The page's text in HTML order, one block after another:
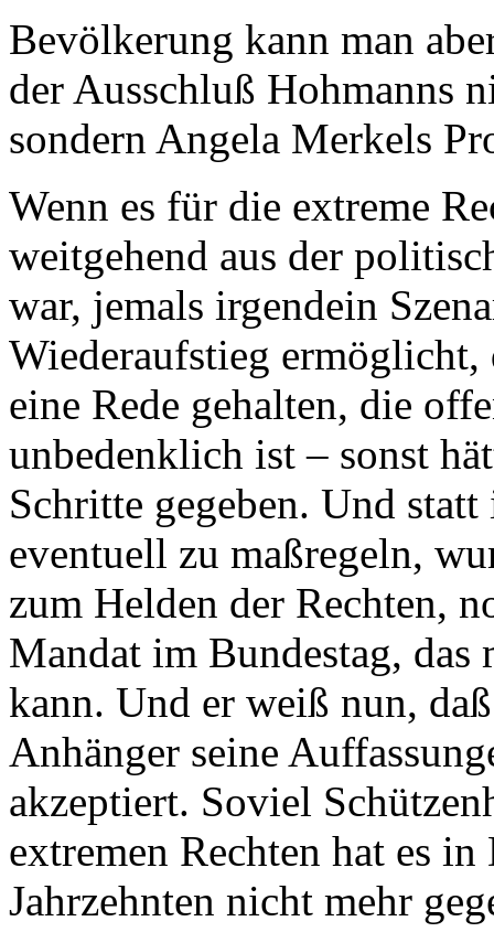
Bevölkerung kann man
der Ausschluß Hohmanns
sondern Angela Merkels
Wenn es für die extreme
weitgehend aus der
war, jemals irgendein
Wiederaufstieg ermöglicht,
eine Rede gehalten, die
unbedenklich ist – sonst
Schritte gegeben. Und
eventuell zu maßregeln,
zum Helden der Rechten,
Mandat im Bundestag,
kann. Und er weiß nun,
Anhänger seine
akzeptiert. Soviel
extremen Rechten hat es
Jahrzehnten nicht mehr